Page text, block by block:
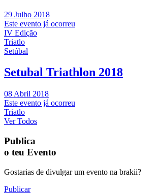
29 Julho 2018
Este evento já ocorreu
IV Edição
Triatlo
Setúbal
Setubal Triathlon 2018
08 Abril 2018
Este evento já ocorreu
Triatlo
Ver Todos
Publica
o teu Evento
Gostarias de divulgar um evento na brakii?
Publicar